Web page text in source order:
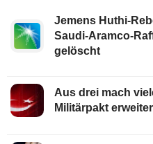
Jemens Huthi-
Saudi-Aramco-
gelöscht
Aus drei mach
Militärpakt